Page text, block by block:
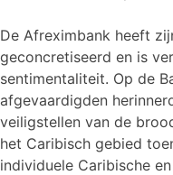
De Afreximbank heeft
geconcretiseerd en is
sentimentaliteit. Op de
afgevaardigden
veiligstellen van de
het Caribisch gebied
individuele Caribische